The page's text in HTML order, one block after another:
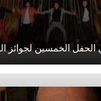
الحفل الخمسين لجوائز